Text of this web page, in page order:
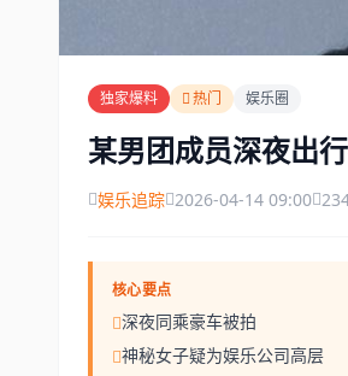
独家爆料 热门 娱乐圈
某男团成员深夜出
娱乐追踪 2026-04-14 09:00
核心要点
深夜同乘豪车被拍
神秘女子疑为娱乐公司高层